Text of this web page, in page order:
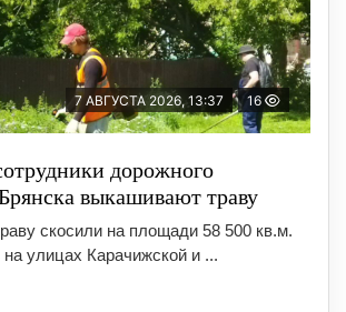
7 АВГУСТА 2026, 13:37 16
дорожного
выкашивают траву
скосили на площади 58 500 кв.м.
улицах Карачижской и ...